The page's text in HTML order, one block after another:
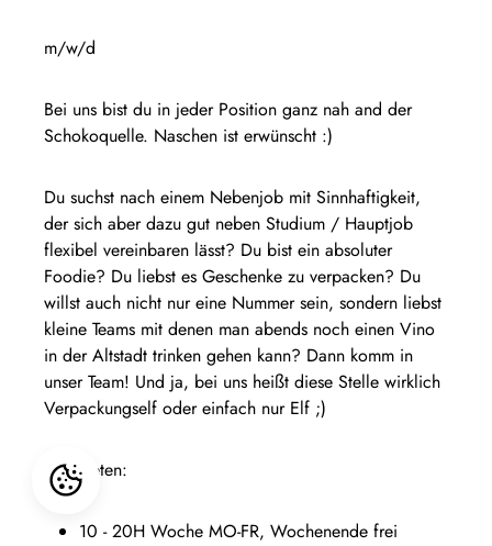
m/w/d
Bei uns bist du in jeder Position ganz nah and der
Schokoquelle. Naschen ist erwünscht :)
Du suchst nach einem Nebenjob mit Sinnhaftigkeit,
der sich aber dazu gut neben Studium / Hauptjob
flexibel vereinbaren lässt? Du bist ein absoluter
Foodie? Du liebst es Geschenke zu verpacken? Du
willst auch nicht nur eine Nummer sein, sondern liebst
kleine Teams mit denen man abends noch einen Vino
in der Altstadt trinken gehen kann? Dann komm in
unser Team! Und ja, bei uns heißt diese Stelle wirklich
Verpackungself oder einfach nur Elf ;)
Wir bieten:
10 - 20H Woche MO-FR, Wochenende frei